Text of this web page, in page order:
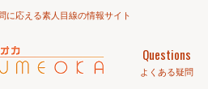
に応える素人目線の情報サイト
よくある疑問
Questions